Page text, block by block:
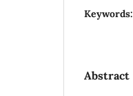
Keywords:
Abstract